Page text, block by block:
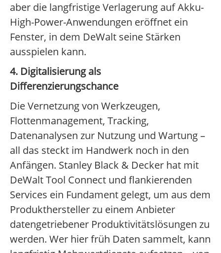
aber die langfristige Verlagerung auf Akku-
High-Power-Anwendungen eröffnet ein
Fenster, in dem DeWalt seine Stärken
ausspielen kann.
4. Digitalisierung als
Differenzierungschance
Die Vernetzung von Werkzeugen,
Flottenmanagement, Tracking,
Datenanalysen zur Nutzung und Wartung –
all das steckt im Handwerk noch in den
Anfängen. Stanley Black & Decker hat mit
DeWalt Tool Connect und flankierenden
Services ein Fundament gelegt, um aus dem
Produkthersteller zu einem Anbieter
datengetriebener Produktivitätslösungen zu
werden. Wer hier früh Daten sammelt, kann